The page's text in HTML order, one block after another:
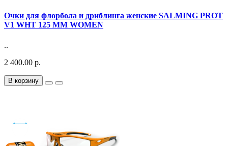
Очки для флорбола и дриблинга женские SALMING PROT
V1 WHT 125 MM WOMEN
..
2 400.00 р.
В корзину